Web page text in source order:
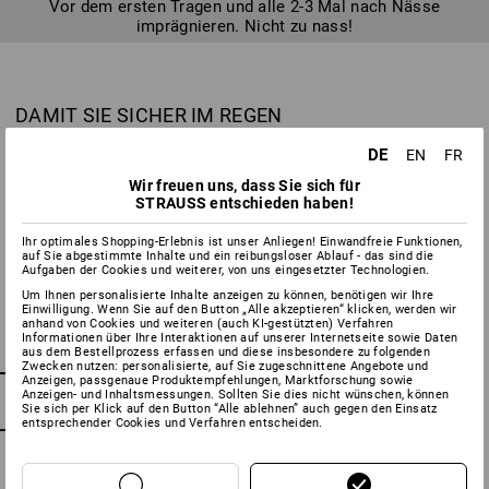
Vor dem ersten Tragen und alle 2-3 Mal nach Nässe
imprägnieren. Nicht zu nass!
DAMIT SIE SICHER IM REGEN
Viele unserer Berufs- und Sicherheitsschuhe sind mit einer
wasserdichten und doch extrem atmungsaktiven dryplexx®-
Membran ausgestattet. Damit diese Membran langfristig
ihre praktischen Eigenschaften behält, müssen die Schuhe
nicht nur immer wieder gesäubert, sondern auch imprägniert
werden. Es empfiehlt sich, dies direkt vor dem ersten
Tragen und danach, je nach Belastung und Reinigung,
regelmäßig zu tun. Eine grobe Daumenregel besagt, sie
nach etwa 2-3 Mal Nasswerden wieder zu behandeln.
Achten Sie allerdings unbedingt darauf, dass das
verwendete Imprägnierspray für die dryplexx®-Membran
etwa 20-30 cm ein. Wichtig ist, dass die Oberfläche feucht,
DE EN
FR
Wir freuen uns, dass Sie sich für
STRAUSS entschieden haben!
Ihr optimales Shopping-Erlebnis ist unser Anliegen! Einwandfreie Funktionen,
auf Sie abgestimmte Inhalte und ein reibungsloser Ablauf - das sind die
Aufgaben der Cookies und weiterer, von uns eingesetzter Technologien.
Um Ihnen personalisierte Inhalte anzeigen zu können, benötigen wir Ihre
Einwilligung. Wenn Sie auf den Button „Alle akzeptieren“ klicken, werden wir
anhand von Cookies und weiteren (auch KI-gestützten) Verfahren
Informationen über Ihre Interaktionen auf unserer Internetseite sowie Daten
aus dem Bestellprozess erfassen und diese insbesondere zu folgenden
Zwecken nutzen: personalisierte, auf Sie zugeschnittene Angebote und
Anzeigen, passgenaue Produktempfehlungen, Marktforschung sowie
Anzeigen- und Inhaltsmessungen. Sollten Sie dies nicht wünschen, können
Sie sich per Klick auf den Button “Alle ablehnen” auch gegen den Einsatz
entsprechender Cookies und Verfahren entscheiden.